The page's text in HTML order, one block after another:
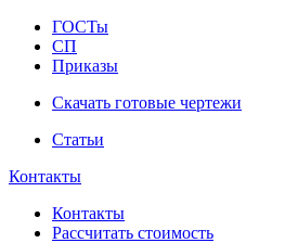
ГОСТы
СП
Приказы
Скачать готовые чертежи
Статьи
Контакты
Контакты
Рассчитать стоимость